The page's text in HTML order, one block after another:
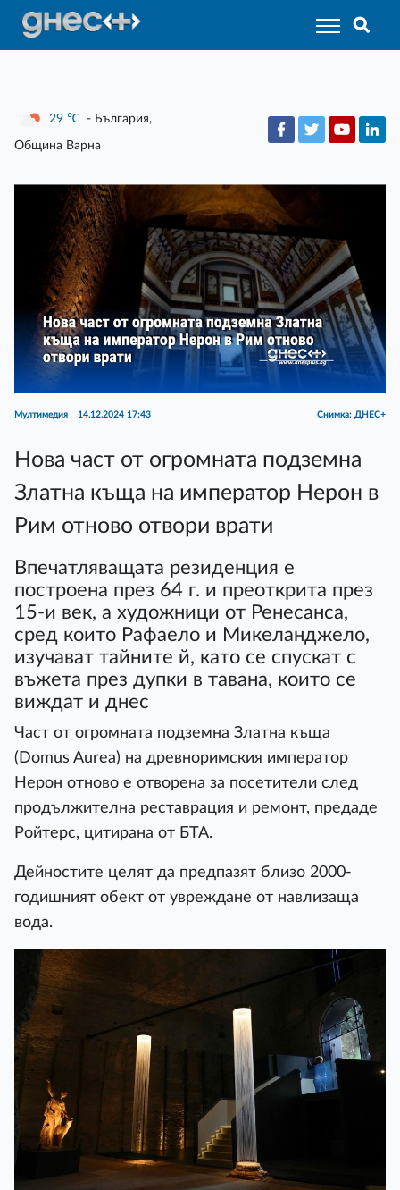
29 ℃ - България,
Община Варна
Мултимедия 14.12.2024 17:43 Снимка: ДНЕС+
Нова част от огромната подземна
Златна къща на император Нерон в
Рим отново отвори врати
Впечатляващата резиденция е
построена през 64 г. и преоткрита през
15-и век, а художници от Ренесанса,
сред които Рафаело и Микеланджело,
изучават тайните й, като се спускат с
въжета през дупки в тавана, които се
виждат и днес
Част от огромната подземна Златна къща
(Domus Aurea) на древноримския император
Нерон отново е отворена за посетители след
продължителна реставрация и ремонт, предаде
Ройтерс, цитирана от БТА.
Дейностите целят да предпазят близо 2000-
годишният обект от увреждане от навлизаща
вода.